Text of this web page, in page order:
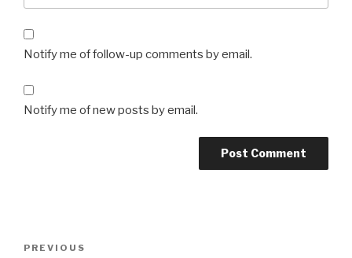
Notify me of follow-up comments by email.
Notify me of new posts by email.
Previous
PREVIOUS